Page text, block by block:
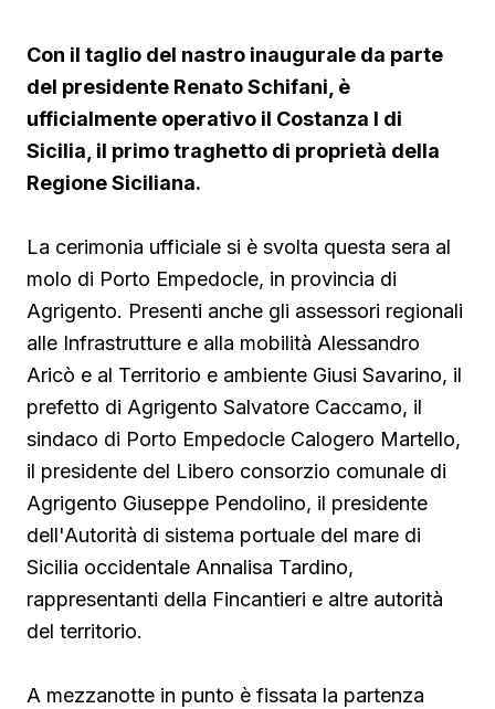
Con il taglio del nastro inaugurale da parte
del presidente Renato Schifani, è
ufficialmente operativo il Costanza I di
Sicilia, il primo traghetto di proprietà della
Regione Siciliana.
La cerimonia ufficiale si è svolta questa sera al
molo di Porto Empedocle, in provincia di
Agrigento. Presenti anche gli assessori regionali
alle Infrastrutture e alla mobilità Alessandro
Aricò e al Territorio e ambiente Giusi Savarino, il
prefetto di Agrigento Salvatore Caccamo, il
sindaco di Porto Empedocle Calogero Martello,
il presidente del Libero consorzio comunale di
Agrigento Giuseppe Pendolino, il presidente
dell'Autorità di sistema portuale del mare di
Sicilia occidentale Annalisa Tardino,
rappresentanti della Fincantieri e altre autorità
del territorio.
A mezzanotte in punto è fissata la partenza